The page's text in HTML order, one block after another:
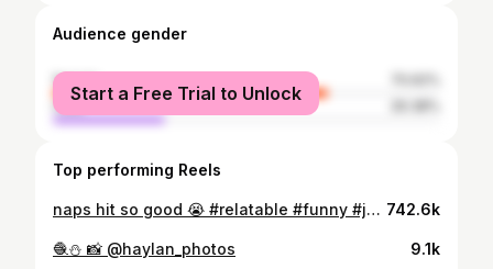
Audience gender
female
male
Start a Free Trial to Unlock
Top performing Reels
naps hit so good 😭 #relatable #funny #joke #tiktok #sound #fyp 742.6k
🧶⛄️ 📸 @haylan_photos 9.1k